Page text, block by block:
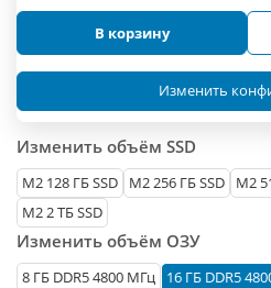
В корзину
Изменить
Изменить объём SSD
М2 128 ГБ SSD M2 256 ГБ SSD M2
M2 2 ТБ SSD
Изменить объём ОЗУ
8 ГБ DDR5 4800 МГц 16 ГБ DDR5